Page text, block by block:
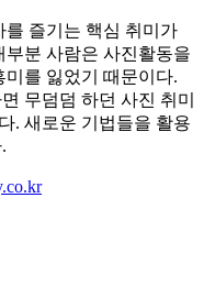
를 즐기는 핵심 취미가
부분 사람은 사진활동을
를 잃었기 때문이다.
무덤덤 하던 사진 취미
. 새로운 기법들을 활용